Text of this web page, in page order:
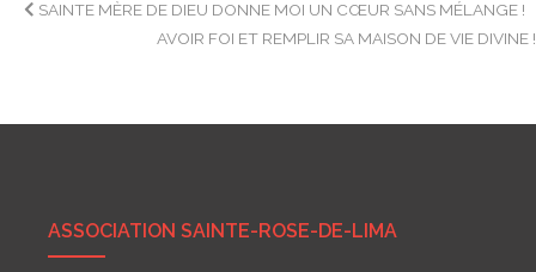
Navigation
l’article
SAINTE MÈRE DE DIEU DONNE MOI UN CŒUR SANS MÉLANGE !
AVOIR FOI ET REMPLIR SA MAISON DE VIE DIVINE
ASSOCIATION SAINTE-ROSE-DE-LIMA